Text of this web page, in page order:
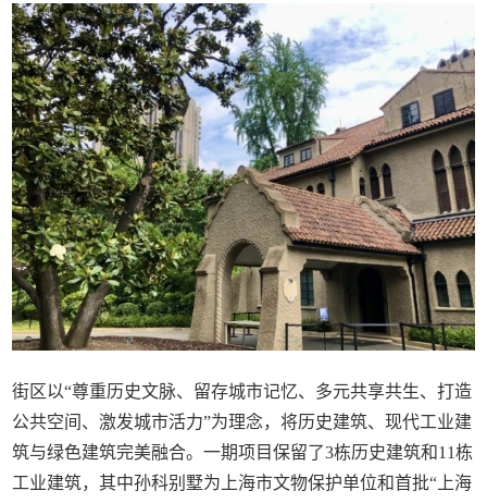
街区以“尊重历史文脉、留存城市记忆、多元共享共生、打造
公共空间、激发城市活力”为理念，将历史建筑、现代工业建
筑与绿色建筑完美融合。一期项目保留了3栋历史建筑和11栋
工业建筑，其中孙科别墅为上海市文物保护单位和首批“上海